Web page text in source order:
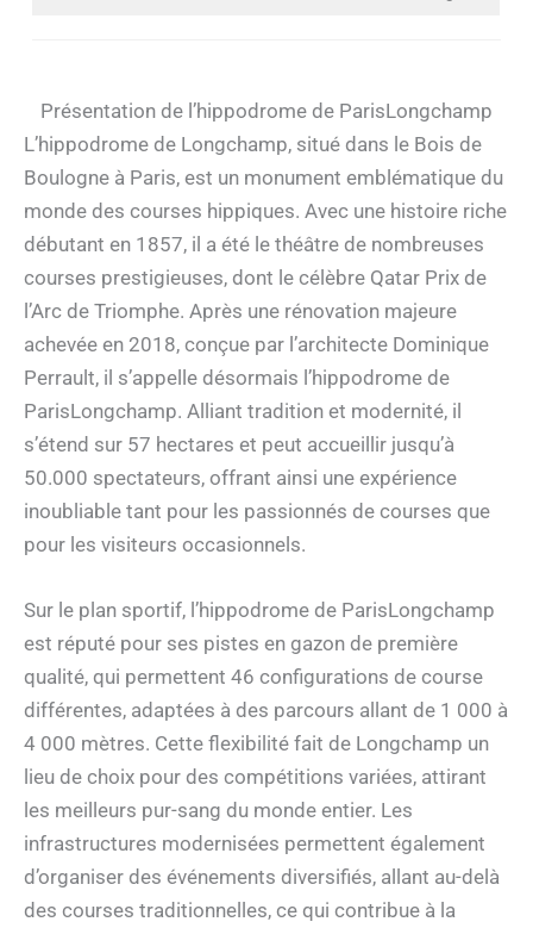
Présentation de l’hippodrome de ParisLongchamp
L’hippodrome de Longchamp, situé dans le Bois de
Boulogne à Paris, est un monument emblématique du
monde des courses hippiques. Avec une histoire riche
débutant en 1857, il a été le théâtre de nombreuses
courses prestigieuses, dont le célèbre Qatar Prix de
l’Arc de Triomphe. Après une rénovation majeure
achevée en 2018, conçue par l’architecte Dominique
Perrault, il s’appelle désormais l’hippodrome de
ParisLongchamp. Alliant tradition et modernité, il
s’étend sur 57 hectares et peut accueillir jusqu’à
50.000 spectateurs, offrant ainsi une expérience
inoubliable tant pour les passionnés de courses que
pour les visiteurs occasionnels.
Sur le plan sportif, l’hippodrome de ParisLongchamp
est réputé pour ses pistes en gazon de première
qualité, qui permettent 46 configurations de course
différentes, adaptées à des parcours allant de 1 000 à
4 000 mètres. Cette flexibilité fait de Longchamp un
lieu de choix pour des compétitions variées, attirant
les meilleurs pur-sang du monde entier. Les
infrastructures modernisées permettent également
d’organiser des événements diversifiés, allant au-delà
des courses traditionnelles, ce qui contribue à la